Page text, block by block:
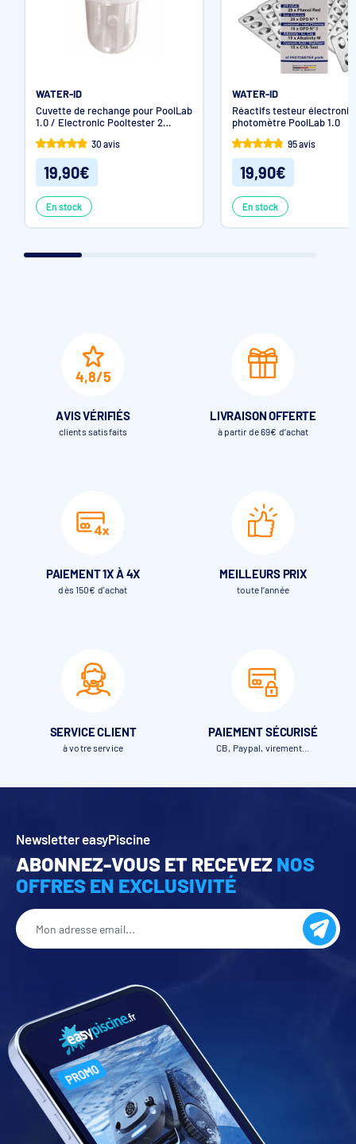
WATER-ID
Cuvette de rechange pour PoolLab
1.0 / Electronic Pooltester 2
30 avis
19,90€
En stock
WATER-ID
Réactifs testeur
photomètre PoolLab 1.0
95 avis
19,90€
En stock
4,8/5
AVIS VÉRIFIÉS
clients satisfaits
LIVRAISON OFFERTE
à partir de 69€ d’achat
PAIEMENT 1X À 4X
dès 150€ d'achat
MEILLEURS PRIX
toute l’année
SERVICE CLIENT
à votre service
PAIEMENT SÉCURISÉ
CB, Paypal, virement…
Newsletter easyPiscine
ABONNEZ-VOUS ET RECEVEZ NOS
OFFRES EN EXCLUSIVITÉ